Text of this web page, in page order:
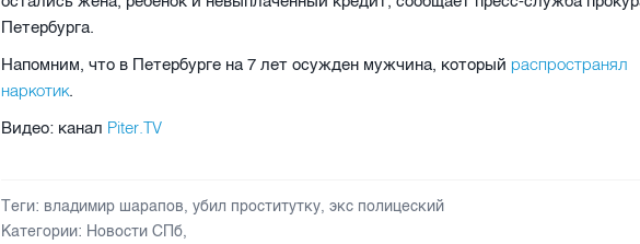
Петербурга.
Напомним, что в Петербурге на 7 лет осужден мужчина, которыйраспространял
наркотик.
Видео: канал Piter.TV
Теги: владимир шарапов,убил проститутку,экс полицеский
Категории: Новости СПб,